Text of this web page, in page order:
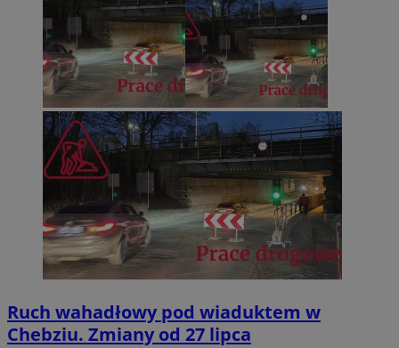
Ruch wahadłowy pod wiaduktem w
Chebziu. Zmiany od 27 lipca